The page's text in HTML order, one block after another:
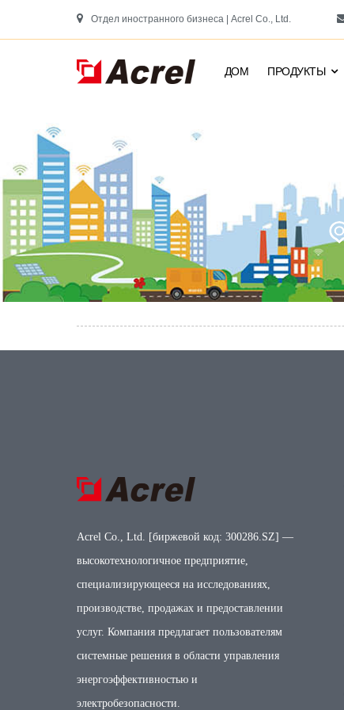
Отдел иностранного бизнеса | Acrel Co., Ltd.
ДОМ ПРОДУКТЫ
Acrel Co., Ltd. [биржевой код: 300286.SZ] —
высокотехнологичное предприятие,
специализирующееся на исследованиях,
производстве, продажах и предоставлении
услуг. Компания предлагает пользователям
системные решения в области управления
энергоэффективностью и
электробезопасности.